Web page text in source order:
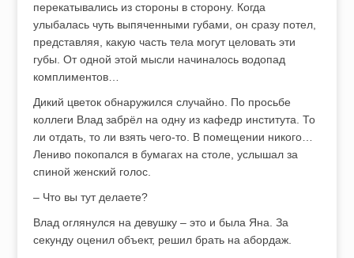
перекатывались из стороны в сторону. Когда
улыбалась чуть выпяченными губами, он сразу потел,
представляя, какую часть тела могут целовать эти
губы. От одной этой мысли начиналось водопад
комплиментов…
Дикий цветок обнаружился случайно. По просьбе
коллеги Влад забрёл на одну из кафедр института. То
ли отдать, то ли взять чего-то. В помещении никого…
Лениво покопался в бумагах на столе, услышал за
спиной женский голос.
– Что вы тут делаете?
Влад оглянулся на девушку – это и была Яна. За
секунду оценил объект, решил брать на абордаж.